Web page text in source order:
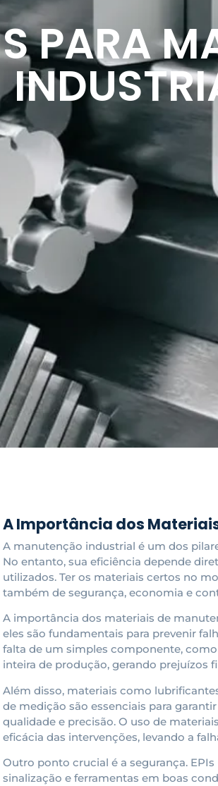
PARA
A Importância dos
A manutenção industrial é um dos
No entanto, sua eficiência depende
utilizados. Ter os materiais certos no
também de segurança, economia e
A importância dos materiais de
eles são fundamentais para prevenir
falta de um simples componente,
inteira de produção, gerando prejuízos
Além disso, materiais como
de medição são essenciais para
qualidade e precisão. O uso de
eficácia das intervenções, levando a
Outro ponto crucial é a segurança.
sinalização e ferramentas em boas